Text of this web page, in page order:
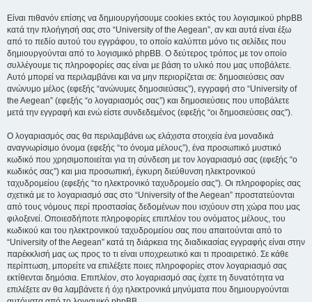
Είναι πιθανόν επίσης να δημιουργήσουμε cookies εκτός του λογισμικού phpBB
κατά την πλοήγησή σας στο “University of the Aegean”, αν και αυτά είναι έξω
από το πεδίο αυτού του εγγράφου, το οποίο καλύπτει μόνο τις σελίδες που
δημιουργούνται από το λογισμικό phpBB. Ο δεύτερος τρόπος με τον οποίο
συλλέγουμε τις πληροφορίες σας είναι με βάση το υλικό που μας υποβάλετε.
Αυτό μπορεί να περιλαμβάνει και να μην περιορίζεται σε: δημοσιεύσεις σαν
ανώνυμο μέλος (εφεξής “ανώνυμες δημοσιεύσεις”), εγγραφή στο “University of
the Aegean” (εφεξής “ο λογαριασμός σας”) και δημοσιεύσεις που υποβάλετε
μετά την εγγραφή και ενώ είστε συνδεδεμένος (εφεξής “οι δημοσιεύσεις σας”).
Ο λογαριασμός σας θα περιλαμβάνει ως ελάχιστα στοιχεία ένα μοναδικά
αναγνωρίσιμο όνομα (εφεξής “το όνομα μέλους”), ένα προσωπικό μυστικό
κωδικό που χρησιμοποιείται για τη σύνδεση με τον λογαριασμό σας (εφεξής “ο
κωδικός σας”) και μια προσωπική, έγκυρη διεύθυνση ηλεκτρονικού
ταχυδρομείου (εφεξής “το ηλεκτρονικό ταχυδρομείο σας”). Οι πληροφορίες σας
σχετικά με το λογαριασμό σας στο “University of the Aegean” προστατεύονται
από τους νόμους περί προστασίας δεδομένων που ισχύουν στη χώρα που μας
φιλοξενεί. Οποιεσδήποτε πληροφορίες επιπλέον του ονόματος μέλους, του
κωδικού και του ηλεκτρονικού ταχυδρομείου σας που απαιτούνται από το
“University of the Aegean” κατά τη διάρκεια της διαδικασίας εγγραφής είναι στην
παρέκκλισή μας ως προς το τι είναι υποχρεωτικό και τι προαιρετικό. Σε κάθε
περίπτωση, μπορείτε να επιλέξετε ποιες πληροφορίες στον λογαριασμό σας
εκτίθενται δημόσια. Επιπλέον, στο λογαριασμό σας έχετε τη δυνατότητα να
επιλέξετε αν θα λαμβάνετε ή όχι ηλεκτρονικά μηνύματα που δημιουργούνται